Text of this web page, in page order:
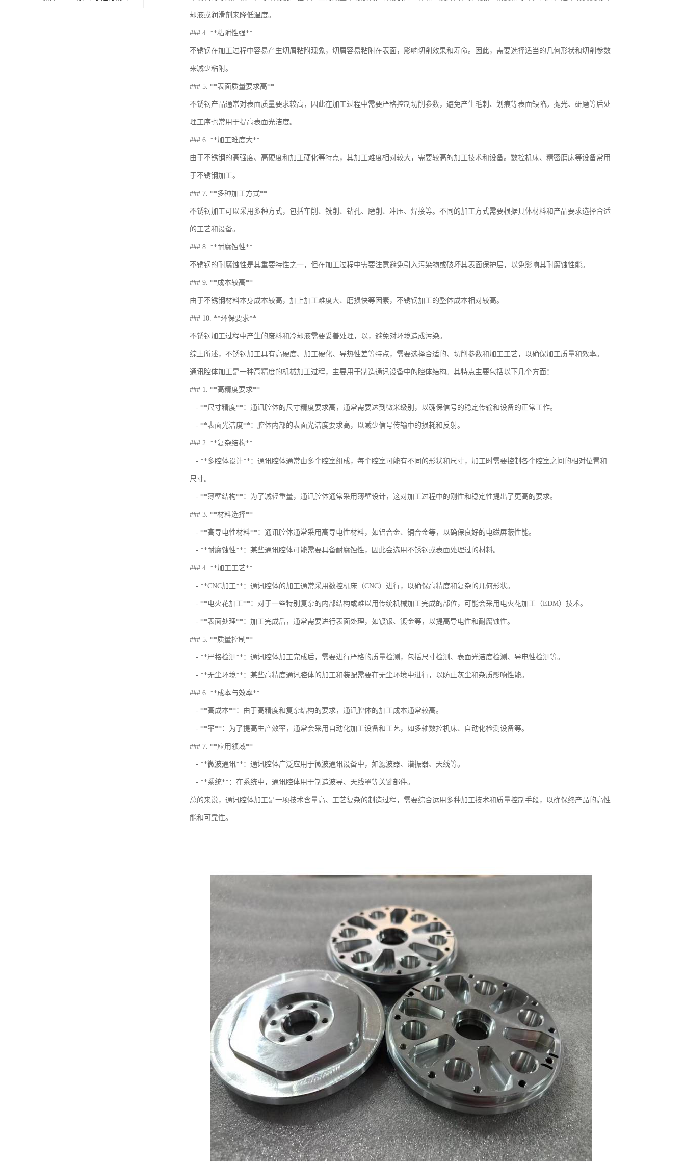
却液或润滑剂来降低温度。
### 4. **粘附性强**
不锈钢在加工过程中容易产生切屑粘附现象，切屑容易粘附在表面，影响切削效果和寿命。因此，需要选择适当的几何形状和切削参数
来减少粘附。
### 5. **表面质量要求高**
不锈钢产品通常对表面质量要求较高，因此在加工过程中需要严格控制切削参数，避免产生毛刺、划痕等表面缺陷。抛光、研磨等后处
理工序也常用于提高表面光洁度。
### 6. **加工难度大**
由于不锈钢的高强度、高硬度和加工硬化等特点，其加工难度相对较大，需要较高的加工技术和设备。数控机床、精密磨床等设备常用
于不锈钢加工。
### 7. **多种加工方式**
不锈钢加工可以采用多种方式，包括车削、铣削、钻孔、磨削、冲压、焊接等。不同的加工方式需要根据具体材料和产品要求选择合适
的工艺和设备。
### 8. **耐腐蚀性**
不锈钢的耐腐蚀性是其重要特性之一，但在加工过程中需要注意避免引入污染物或破坏其表面保护层，以免影响其耐腐蚀性能。
### 9. **成本较高**
由于不锈钢材料本身成本较高，加上加工难度大、磨损快等因素，不锈钢加工的整体成本相对较高。
### 10. **环保要求**
不锈钢加工过程中产生的废料和冷却液需要妥善处理，以，避免对环境造成污染。
综上所述，不锈钢加工具有高硬度、加工硬化、导热性差等特点，需要选择合适的、切削参数和加工工艺，以确保加工质量和效率。
通讯腔体加工是一种高精度的机械加工过程，主要用于制造通讯设备中的腔体结构。其特点主要包括以下几个方面：
### 1. **高精度要求**
- **尺寸精度**：通讯腔体的尺寸精度要求高，通常需要达到微米级别，以确保信号的稳定传输和设备的正常工作。
- **表面光洁度**：腔体内部的表面光洁度要求高，以减少信号传输中的损耗和反射。
### 2. **复杂结构**
- **多腔体设计**：通讯腔体通常由多个腔室组成，每个腔室可能有不同的形状和尺寸，加工时需要控制各个腔室之间的相对位置和
尺寸。
- **薄壁结构**：为了减轻重量，通讯腔体通常采用薄壁设计，这对加工过程中的刚性和稳定性提出了更高的要求。
### 3. **材料选择**
- **高导电性材料**：通讯腔体通常采用高导电性材料，如铝合金、铜合金等，以确保良好的电磁屏蔽性能。
- **耐腐蚀性**：某些通讯腔体可能需要具备耐腐蚀性，因此会选用不锈钢或表面处理过的材料。
### 4. **加工工艺**
- **CNC加工**：通讯腔体的加工通常采用数控机床（CNC）进行，以确保高精度和复杂的几何形状。
- **电火花加工**：对于一些特别复杂的内部结构或难以用传统机械加工完成的部位，可能会采用电火花加工（EDM）技术。
- **表面处理**：加工完成后，通常需要进行表面处理，如镀银、镀金等，以提高导电性和耐腐蚀性。
### 5. **质量控制**
- **严格检测**：通讯腔体加工完成后，需要进行严格的质量检测，包括尺寸检测、表面光洁度检测、导电性检测等。
- **无尘环境**：某些高精度通讯腔体的加工和装配需要在无尘环境中进行，以防止灰尘和杂质影响性能。
### 6. **成本与效率**
- **高成本**：由于高精度和复杂结构的要求，通讯腔体的加工成本通常较高。
- **率**：为了提高生产效率，通常会采用自动化加工设备和工艺，如多轴数控机床、自动化检测设备等。
### 7. **应用领域**
- **微波通讯**：通讯腔体广泛应用于微波通讯设备中，如滤波器、谐振器、天线等。
- **系统**：在系统中，通讯腔体用于制造波导、天线罩等关键部件。
总的来说，通讯腔体加工是一项技术含量高、工艺复杂的制造过程，需要综合运用多种加工技术和质量控制手段，以确保终产品的高性
能和可靠性。